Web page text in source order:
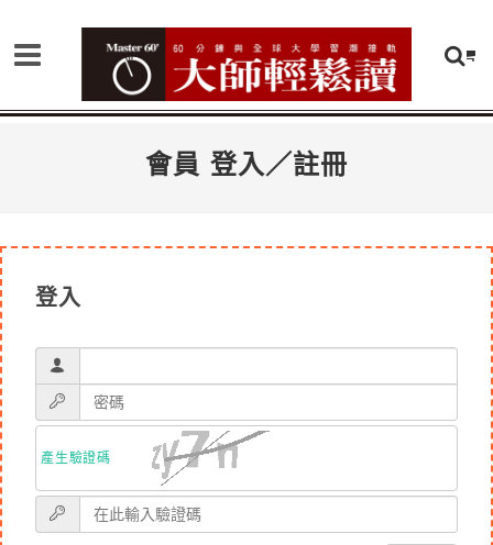
會員 登入／註冊
登入
產生驗證碼